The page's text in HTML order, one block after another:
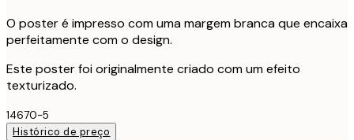
O poster é impresso com uma margem branca que encaixa
perfeitamente com o design.
Este poster foi originalmente criado com um efeito
texturizado.
14670-5
Histórico de preço